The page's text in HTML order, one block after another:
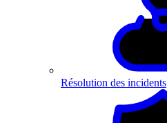
Résolution des incidents